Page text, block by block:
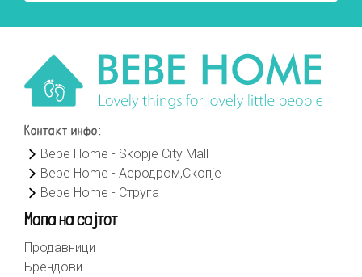
Контакт инфо:
Bebe Home - Skopje City Mall
Bebe Home - Аеродром,Скопје
Bebe Home - Струга
Мапа на сајтот
Продавници
Брендови